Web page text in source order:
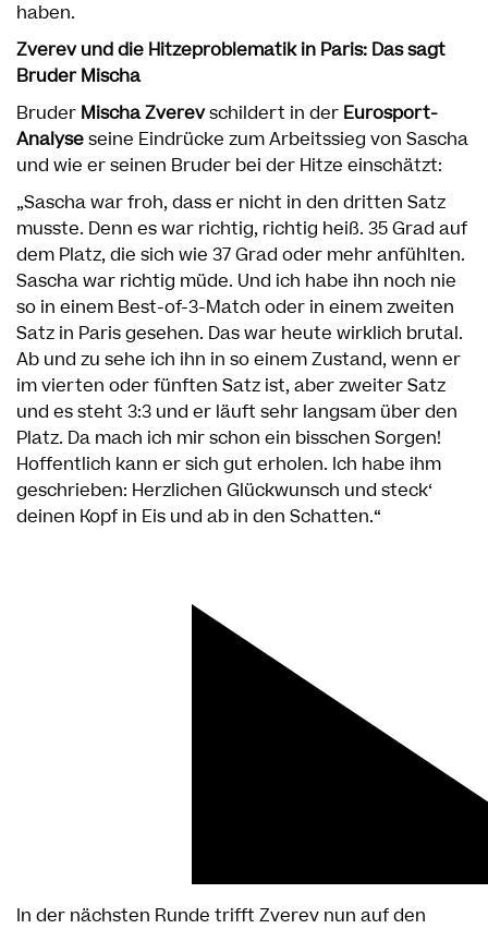
haben.
Zverev und die Hitzeproblematik in Paris: Das sagt
Bruder Mischa
Bruder Mischa Zverevschildert in der Eurosport-
Analyseseine Eindrücke zum Arbeitssieg von Sascha
und wie er seinen Bruder bei der Hitze einschätzt:
„Sascha war froh, dass er nicht in den dritten Satz
musste. Denn es war richtig, richtig heiß. 35 Grad auf
dem Platz, die sich wie 37 Grad oder mehr anfühlten.
Sascha war richtig müde. Und ich habe ihn noch nie
so in einem Best-of-3-Match oder in einem zweiten
Satz in Paris gesehen. Das war heute wirklich brutal.
Ab und zu sehe ich ihn in so einem Zustand, wenn er
im vierten oder fünften Satz ist, aber zweiter Satz
und es steht 3:3 und er läuft sehr langsam über den
Platz. Da mach ich mir schon ein bisschen Sorgen!
Hoffentlich kann er sich gut erholen. Ich habe ihm
geschrieben: Herzlichen Glückwunsch und steck‘
deinen Kopf in Eis und ab in den Schatten.“
In der nächsten Runde trifft Zverev nun auf den